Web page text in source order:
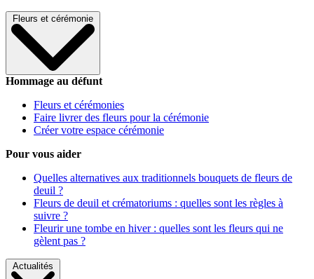
Fleurs et cérémonie
Hommage au défunt
Fleurs et cérémonies
Faire livrer des fleurs pour la cérémonie
Créer votre espace cérémonie
Pour vous aider
Quelles alternatives aux traditionnels bouquets de fleurs de
deuil ?
Fleurs de deuil et crématoriums : quelles sont les règles à
suivre ?
Fleurir une tombe en hiver : quelles sont les fleurs qui ne
gèlent pas ?
Actualités